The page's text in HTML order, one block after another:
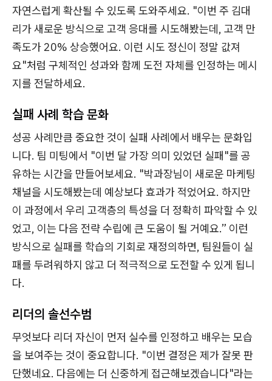
자연스럽게 확산될 수 있도록 도와주세요. "이번 주 김대
리가 새로운 방식으로 고객 응대를 시도해봤는데, 고객 만
족도가 20% 상승했어요. 이런 시도 정신이 정말 값져
요"처럼 구체적인 성과와 함께 도전 자체를 인정하는 메시
지를 전달하세요.
실패 사례 학습 문화
성공 사례만큼 중요한 것이 실패 사례에서 배우는 문화입
니다. 팀 미팅에서 "이번 달 가장 의미 있었던 실패"를 공
유하는 시간을 만들어보세요. "박과장님이 새로운 마케팅
채널을 시도해봤는데 예상보다 효과가 적었어요. 하지만
이 과정에서 우리 고객층의 특성을 더 정확히 파악할 수 있
었고, 이는 다음 전략 수립에 큰 도움이 될 거예요.” 이런
방식으로 실패를 학습의 기회로 재정의하면, 팀원들이 실
패를 두려워하지 않고 더 적극적으로 도전할 수 있게 됩니
다.
리더의 솔선수범
무엇보다 리더 자신이 먼저 실수를 인정하고 배우는 모습
을 보여주는 것이 중요합니다. "이번 결정은 제가 잘못 판
단했네요. 다음에는 더 신중하게 접근해보겠습니다"라는